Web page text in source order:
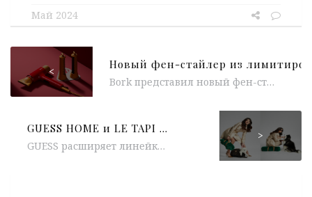
Май 2024
<
Bork представил новый фен-стайлер из лимитированной коллекции Aquarelle. Модель представлена в нескольких ярких цветах. Устройство совмещает в себе полноценный фен...
GUESS HOME и LE TAPI ROUGE PARIS представили коврики для домашних животных
GUESS расширяет линейку товаров для дома и представляет коврики для домашних животных, созданные в сотрудничестве с Le Tapis Rouge Paris,...
>